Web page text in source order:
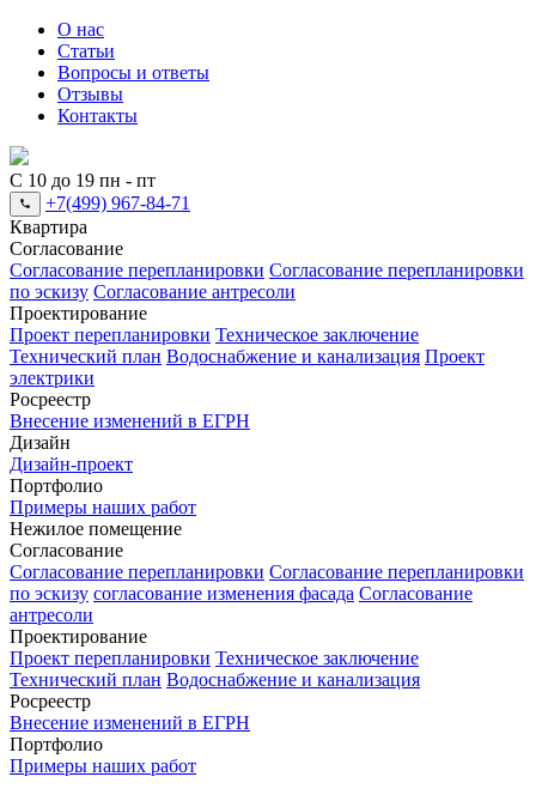
О нас
Статьи
Вопросы и ответы
Отзывы
Контакты
С 10 до 19 пн - пт
+7(499) 967-84-71
Квартира
Согласование
Согласование перепланировки Согласование перепланировки
по эскизу Согласование антресоли
Проектирование
Проект перепланировки Техническое заключение
Технический план Водоснабжение и канализация Проект
электрики
Росреестр
Внесение изменений в ЕГРН
Дизайн
Дизайн-проект
Портфолио
Примеры наших работ
Нежилое помещение
Согласование
Согласование перепланировки Согласование перепланировки
по эскизу согласование изменения фасада Согласование
антресоли
Проектирование
Проект перепланировки Техническое заключение
Технический план Водоснабжение и канализация
Росреестр
Внесение изменений в ЕГРН
Портфолио
Примеры наших работ